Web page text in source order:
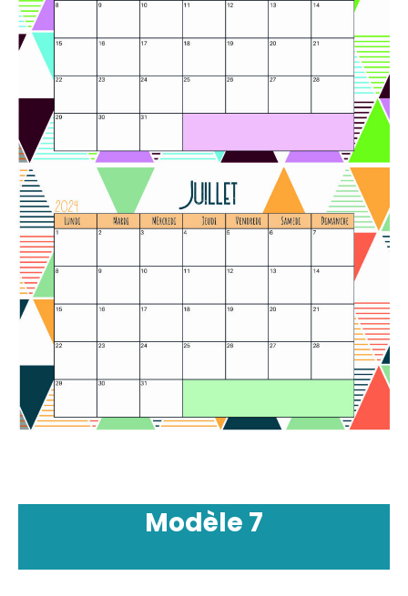
Modèle 7